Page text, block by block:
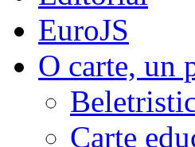
EuroJS
O carte, un
Carte